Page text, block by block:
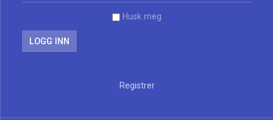
Husk meg
Registrer